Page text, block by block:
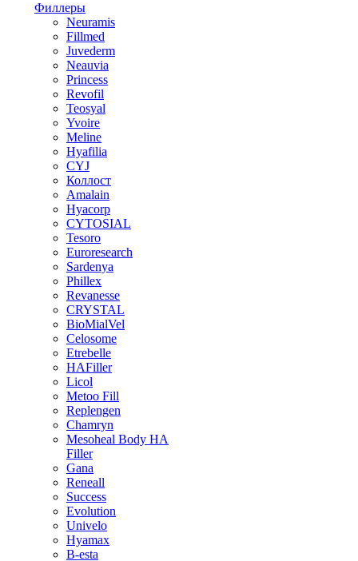
Филлеры
Neuramis
Fillmed
Juvederm
Neauvia
Princess
Revofil
Teosyal
Yvoire
Meline
Hyafilia
CYJ
Коллост
Amalain
Hyacorp
CYTOSIAL
Tesoro
Euroresearch
Sardenya
Phillex
Revanesse
CRYSTAL
BioMialVel
Celosome
Etrebelle
HAFiller
Licol
Metoo Fill
Replengen
Chamryn
Mesoheal Body HA
Filler
Gana
Reneall
Success
Evolution
Univelo
Hyamax
B-esta